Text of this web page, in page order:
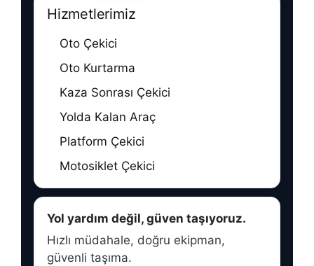
Hizmetlerimiz
Oto Çekici
Oto Kurtarma
Kaza Sonrası Çekici
Yolda Kalan Araç
Platform Çekici
Motosiklet Çekici
Yol yardım değil, güven taşıyoruz.
Hızlı müdahale, doğru ekipman,
güvenli taşıma.